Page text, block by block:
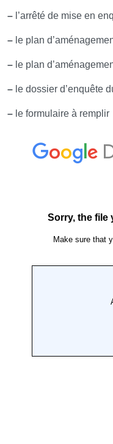
– l’arrêté de mise en
– le plan
– le plan
– le dossier d’enquête
– le formulaire à remplir